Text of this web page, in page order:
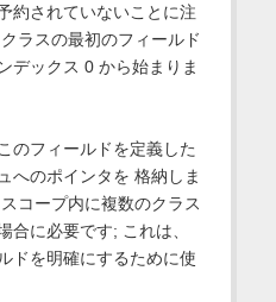
約されていないことに注
ラスの最初のフィールド
デックス 0 から始まりま
のフィールドを定義した
へのポインタを 格納しま
コープ内に複数のクラス
合に必要です; これは、
ドを明確にするために使